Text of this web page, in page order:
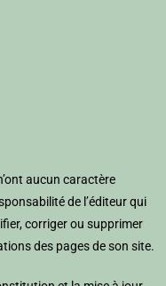
aucun caractère
de l’éditeur qui
corriger ou supprimer
des pages de son site.